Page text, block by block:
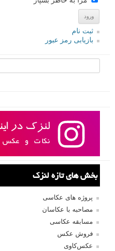
ثبت نام
بازیابی رمز عبور
بخش های تازه لنزک
پروژه های عکاسی
مصاحبه با عکاسان
مسابقه عکاسی
فروش عکس
عکس‌کاوی